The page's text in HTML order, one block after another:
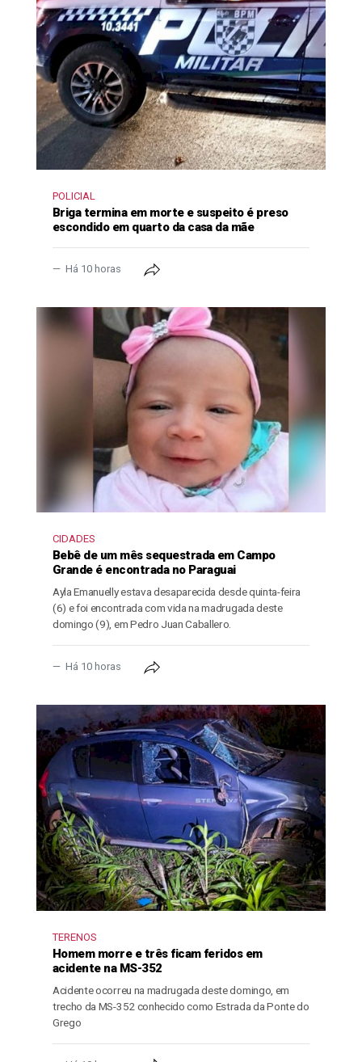
POLICIAL
Briga termina em morte e suspeito é preso
escondido em quarto da casa da mãe
Há 10 horas
CIDADES
Bebê de um mês sequestrada em Campo
Grande é encontrada no Paraguai
Ayla Emanuelly estava desaparecida desde quinta-feira
(6) e foi encontrada com vida na madrugada deste
domingo (9), em Pedro Juan Caballero.
Há 10 horas
TERENOS
Homem morre e três ficam feridos em
acidente na MS-352
Acidente ocorreu na madrugada deste domingo, em
trecho da MS-352 conhecido como Estrada da Ponte do
Grego